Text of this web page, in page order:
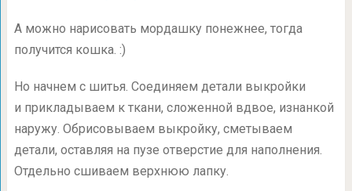
А можно нарисовать мордашку понежнее, тогда
получится кошка. :)
Но начнем с шитья. Соединяем детали выкройки
и прикладываем к ткани, сложенной вдвое, изнанкой
наружу. Обрисовываем выкройку, сметываем
детали, оставляя на пузе отверстие для наполнения.
Отдельно сшиваем верхнюю лапку.